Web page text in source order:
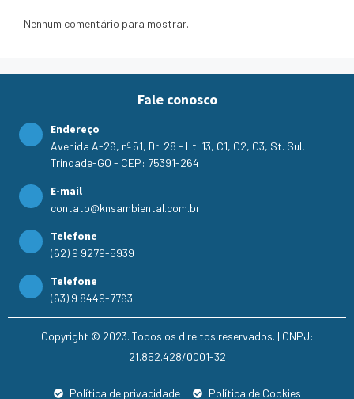
Nenhum comentário para mostrar.
Fale conosco
Endereço
Avenida A-26, nº 51, Dr. 28 - Lt. 13, C1, C2, C3, St. Sul,
Trindade-GO - CEP: 75391-264
E-mail
contato@knsambiental.com.br
Telefone
(62) 9 9279-5939
Telefone
(63) 9 8449-7763
Copyright © 2023. Todos os direitos reservados. | CNPJ:
21.852.428/0001-32
Política de privacidade Política de Cookies